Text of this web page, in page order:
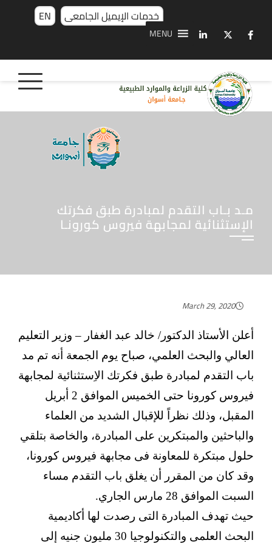
EN خدمات الإيميل الجامعى
MENU
مـد بـاب التقدم لمبادرة طبق فكرتك
الإستثنائية لمجابهة فيروس كورونـا
March 29, 2020
أعلن الأستاذ الدكتور/ خالد عبد الغفار – وزير التعليم
العالي والبحث العلمي، صباح يوم الجمعة أنه تم مد
باب التقدم لمبادرة طبق فكرتك الاِستثنائية لمجابهة
فيروس كورونا حتى الخميس الموافق 2 أبريل
المقبل، وذلك نظراً للإقبال الشديد من العلماء
والباحثين والمبتكرين على المبادرة، والخاصة بتلقي
حلول مبتكرة للمعاونة فى مجابهة فيروس كورونا،
وقد كان من المقرر أن يغلق باب التقدم مساء
السبت الموافق 28 مارس الجاري.
حيث تهدف المبادرة التى رصدت لها أكاديمية
البحث العلمى والتكنولوجيا 30 مليون جنيه إلى